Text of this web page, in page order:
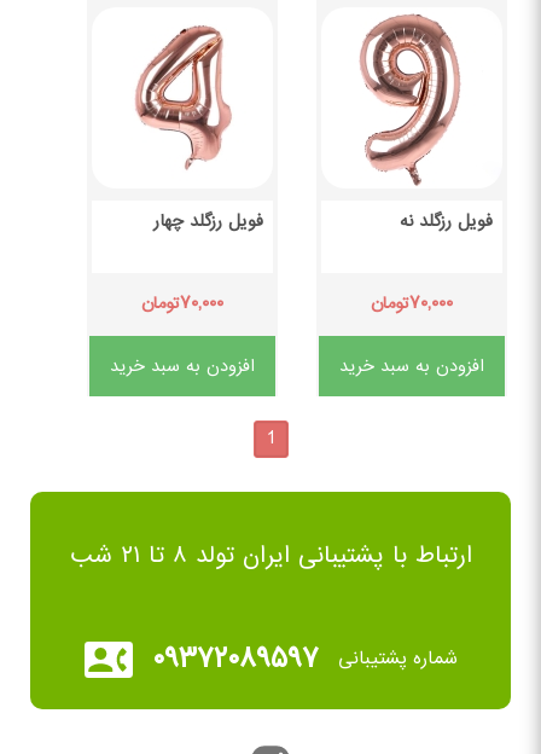
فویل رزگلد نه
۷۰,۰۰۰تومان
افزودن به سبد خرید
فویل رزگلد چهار
۷۰,۰۰۰تومان
افزودن به سبد خرید
1
ارتباط با پشتیبانی ایران تولد ۸ تا ۲۱ شب
شماره پشتیبانی ۰۹۳۷۲۰۸۹۵۹۷